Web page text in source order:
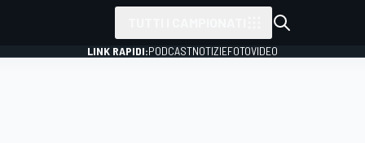
LINK RAPIDI:PODCASTNOTIZIEFOTOVIDEO